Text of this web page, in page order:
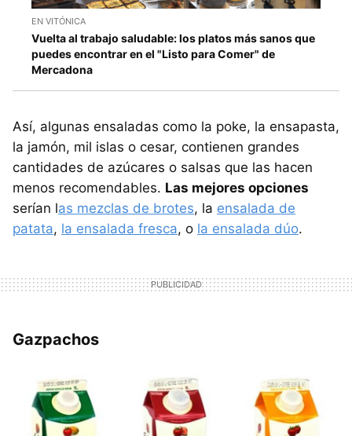
EN VITÓNICA
Vuelta al trabajo saludable: los platos más sanos que
puedes encontrar en el "Listo para Comer" de
Mercadona
Así, algunas ensaladas como la poke, la ensapasta,
la jamón, mil islas o cesar, contienen grandes
cantidades de azúcares o salsas que las hacen
menos recomendables. Las mejores opciones
serían las mezclas de brotes, la ensalada de
patata, la ensalada fresca, o la ensalada dúo.
Gazpachos